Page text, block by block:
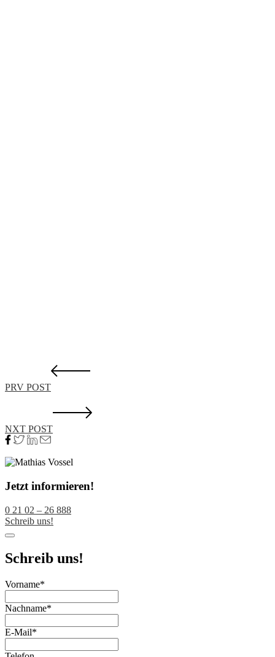
PRV POST
NXT POST
Jetzt informieren!
0 21 02 – 26 888
Schreib uns!
Schreib uns!
Vorname*
Nachname*
E-Mail*